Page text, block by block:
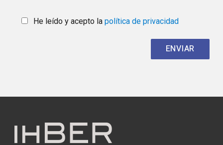
He leído y acepto la política de privacidad